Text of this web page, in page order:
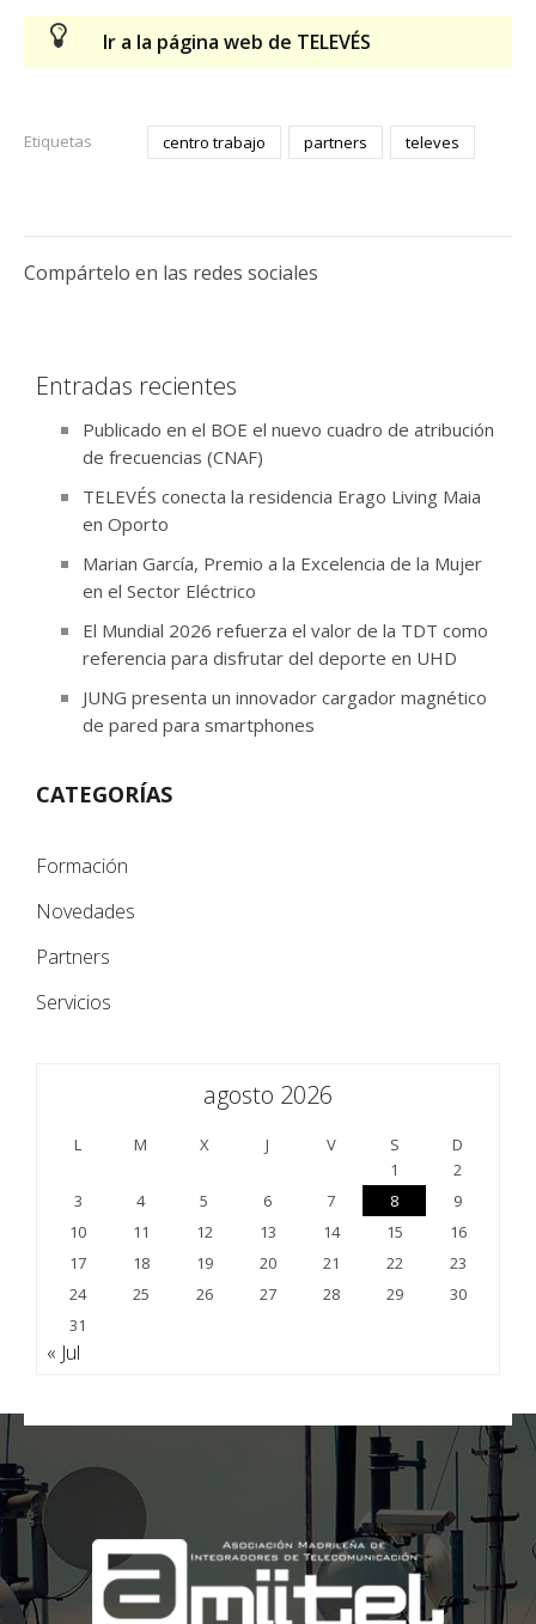
Ir a la página web de TELEVÉS
Etiquetas centro trabajo partners televes
Compártelo en las redes sociales
Entradas recientes
Publicado en el BOE el nuevo cuadro de atribución
de frecuencias (CNAF)
TELEVÉS conecta la residencia Erago Living Maia
en Oporto
Marian García, Premio a la Excelencia de la Mujer
en el Sector Eléctrico
El Mundial 2026 refuerza el valor de la TDT como
referencia para disfrutar del deporte en UHD
JUNG presenta un innovador cargador magnético
de pared para smartphones
CATEGORÍAS
Formación
Novedades
Partners
Servicios
agosto 2026
L M X J V S
D
1
2
3
4 5 6 7 8
9
10
11 12 13 14 15
16
17
18 19 20 21 22
23
24
25 26 27 28 29
30
31
« Jul
;